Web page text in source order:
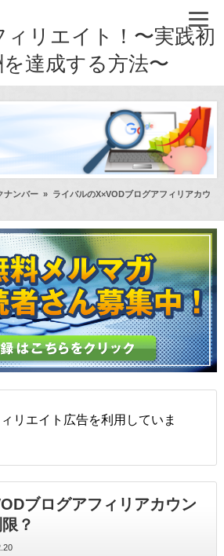
ィリエイト！〜実践初
達成する方法〜
ナンバー» ライバルのX×VODブログアフィリアカウ
リエイト広告を利用していま
ブログアフィリアカウン
？